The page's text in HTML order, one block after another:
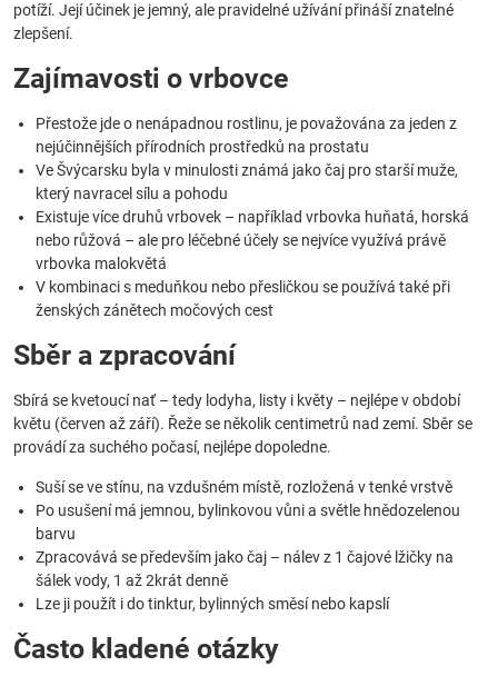
potíží. Její účinek je jemný, ale pravidelné užívání přináší znatelné
zlepšení.
Zajímavosti o vrbovce
Přestože jde o nenápadnou rostlinu, je považována za jeden z
nejúčinnějších přírodních prostředků na prostatu
Ve Švýcarsku byla v minulosti známá jako čaj pro starší muže,
který navracel sílu a pohodu
Existuje více druhů vrbovek – například vrbovka huňatá, horská
nebo růžová – ale pro léčebné účely se nejvíce využívá právě
vrbovka malokvětá
V kombinaci s meduňkou nebo přesličkou se používá také při
ženských zánětech močových cest
Sběr a zpracování
Sbírá se kvetoucí nať – tedy lodyha, listy i květy – nejlépe v období
květu (červen až září). Řeže se několik centimetrů nad zemí. Sběr se
provádí za suchého počasí, nejlépe dopoledne.
Suší se ve stínu, na vzdušném místě, rozložená v tenké vrstvě
Po usušení má jemnou, bylinkovou vůni a světle hnědozelenou
barvu
Zpracovává se především jako čaj – nálev z 1 čajové lžičky na
šálek vody, 1 až 2krát denně
Lze ji použít i do tinktur, bylinných směsí nebo kapslí
Často kladené otázky